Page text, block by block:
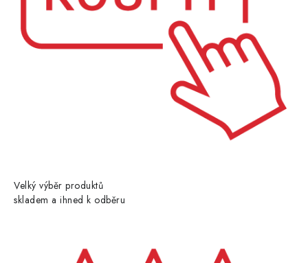
Velký výběr produktů
skladem a ihned k odběru